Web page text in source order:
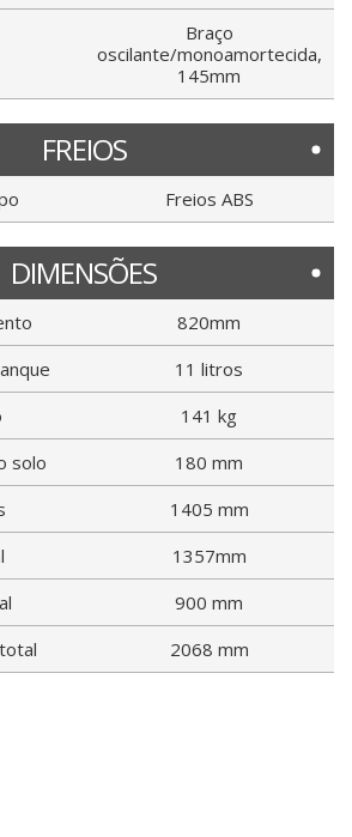
Braço
oscilante/monoamortecida,
145mm
FREIOS
Freios ABS
DIMENSÕES
820mm
11 litros
141 kg
solo
180 mm
1405 mm
1357mm
900 mm
2068 mm